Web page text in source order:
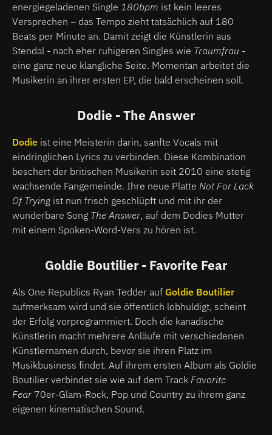
energiegeladenen Single 180bpm ist kein leeres
Versprechen – das Tempo zieht tatsächlich auf 180
Beats per Minute an. Damit zeigt die Künstlerin aus
Stendal - nach eher ruhigeren Singles wie Traumfrau -
eine ganz neue klangliche Seite. Momentan arbeitet die
Musikerin an ihrer ersten EP, die bald erscheinen soll.
Dodie - The Answer
Dodie ist eine Meisterin darin, sanfte Vocals mit
eindringlichen Lyrics zu verbinden. Diese Kombination
beschert der britischen Musikerin seit 2010 eine stetig
wachsende Fangemeinde. Ihre neue Platte Not For Lack
Of Trying ist nun frisch geschlüpft und mit ihr der
wunderbare Song The Answer, auf dem Dodies Mutter
mit einem Spoken-Word-Vers zu hören ist.
Goldie Boutilier - Favorite Fear
Als One Republics Ryan Tedder auf Goldie Boutilier
aufmerksam wird und sie öffentlich lobhuldigt, scheint
der Erfolg vorprogrammiert. Doch die kanadische
Künstlerin macht mehrere Anläufe mit verschiedenen
Künstlernamen durch, bevor sie ihren Platz im
Musikbusiness findet. Auf ihrem ersten Album als Goldie
Boutilier verbindet sie wie auf dem Track Favorite
Fear 70er-Glam-Rock, Pop und Country zu ihrem ganz
eigenen kinematischen Sound.